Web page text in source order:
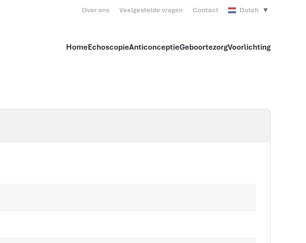
Over ons Veelgestelde vragen Contact Dutch ▼
HomeEchoscopieAnticonceptieGeboortezorgVoorlichting